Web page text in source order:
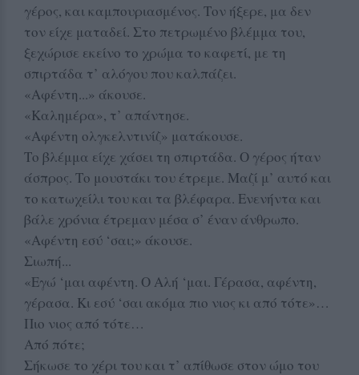
γέρος, και καμπουριασμένος. Τον ήξερε, μα δεν
τον είχε ματαδεί. Στο πετρωμένο βλέμμα του,
ξεχώρισε εκείνο το χρώμα το καφετί, με τη
σπιρτάδα τ’ αλόγου που καλπάζει.
«Αφέντη...» άκουσε.
«Καλημέρα», τ’ απάντησε.
«Αφέντη ολγκελντινίζ» ματάκουσε.
Το βλέμμα είχε χάσει τη σπιρτάδα. Ο γέρος ήταν
άσπρος. Το μουστάκι του έτρεμε. Μαζί μ’ αυτό και
το κατωχείλι του και τα βλέφαρα. Ενενήντα και
βάλε χρόνια έτρεμαν μέσα σ’ έναν άνθρωπο.
«Αφέντη εσύ ‘σαι;» άκουσε.
Σιωπή...
«Εγώ ‘μαι αφέντη. Ο Αλή ‘μαι. Γέρασα, αφέντη,
γέρασα. Κι εσύ ‘σαι ακόμα πιο νιος κι από τότε»…
Πιο νιος από τότε…
Από πότε;
Σήκωσε το χέρι του και τ’ απίθωσε στον ώμο του